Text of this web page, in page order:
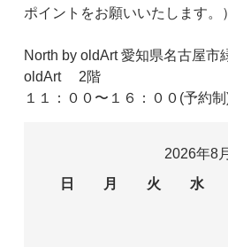
ポイントをお願いいたします。）
North by oldArt 愛知県名古屋市
oldArt 2階
１１：００〜１６：００(予約
2026年8月
日
月 火 水